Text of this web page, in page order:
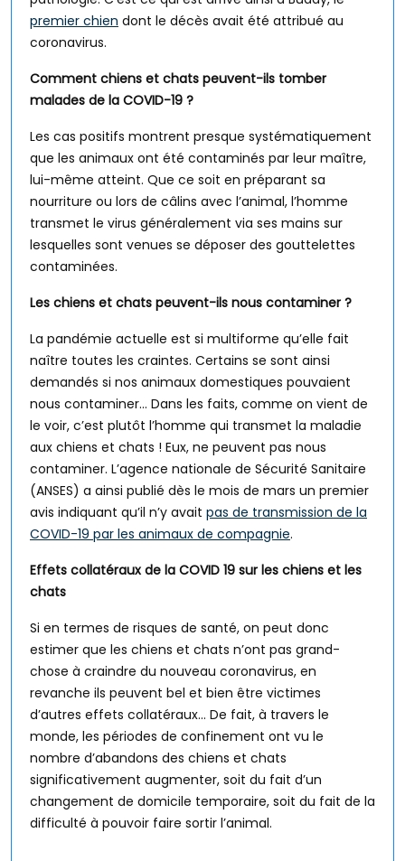
premier chien dont le décès avait été attribué au
coronavirus.
Comment chiens et chats peuvent-ils tomber
malades de la COVID-19 ?
Les cas positifs montrent presque systématiquement
que les animaux ont été contaminés par leur maître,
lui-même atteint. Que ce soit en préparant sa
nourriture ou lors de câlins avec l’animal, l’homme
transmet le virus généralement via ses mains sur
lesquelles sont venues se déposer des gouttelettes
contaminées.
Les chiens et chats peuvent-ils nous contaminer ?
La pandémie actuelle est si multiforme qu’elle fait
naître toutes les craintes. Certains se sont ainsi
demandés si nos animaux domestiques pouvaient
nous contaminer… Dans les faits, comme on vient de
le voir, c’est plutôt l’homme qui transmet la maladie
aux chiens et chats ! Eux, ne peuvent pas nous
contaminer. L’agence nationale de Sécurité Sanitaire
(ANSES) a ainsi publié dès le mois de mars un premier
avis indiquant qu’il n’y avait pas de transmission de la
COVID-19 par les animaux de compagnie.
Effets collatéraux de la COVID 19 sur les chiens et les
chats
Si en termes de risques de santé, on peut donc
estimer que les chiens et chats n’ont pas grand-
chose à craindre du nouveau coronavirus, en
revanche ils peuvent bel et bien être victimes
d’autres effets collatéraux… De fait, à travers le
monde, les périodes de confinement ont vu le
nombre d’abandons des chiens et chats
significativement augmenter, soit du fait d’un
changement de domicile temporaire, soit du fait de la
difficulté à pouvoir faire sortir l’animal.